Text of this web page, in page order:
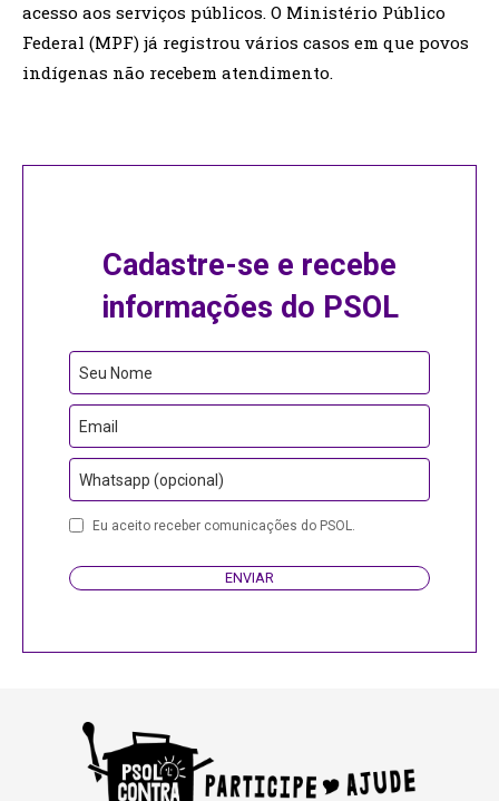
acesso aos serviços públicos. O Ministério Público
Federal (MPF) já registrou vários casos em que povos
indígenas não recebem atendimento.
Cadastre-se e recebe
informações do PSOL
Seu Nome
Email
Whatsapp (opcional)
Eu aceito receber comunicações do PSOL.
ENVIAR